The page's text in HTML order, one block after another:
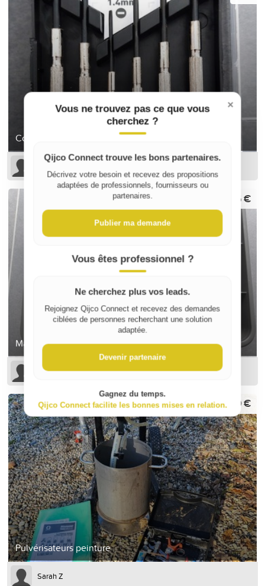
Coffret de tournevis de précision
Sophie B
Mallette avec 7 compartiments
6 €
Sophie B
Pulvérisateurs peinture
600 €
Sarah Z
×
Vous ne trouvez pas ce que vous
cherchez ?
Qijco Connect trouve les bons partenaires.
Décrivez votre besoin et recevez des propositions
adaptées de professionnels, fournisseurs ou
partenaires.
Publier ma demande
Vous êtes professionnel ?
Ne cherchez plus vos leads.
Rejoignez Qijco Connect et recevez des demandes
ciblées de personnes recherchant une solution
adaptée.
Devenir partenaire
Gagnez du temps.
Qijco Connect facilite les bonnes mises en relation.